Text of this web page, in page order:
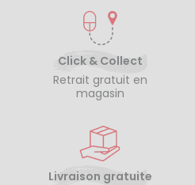
Click & Collect
Retrait gratuit en
magasin
Livraison gratuite